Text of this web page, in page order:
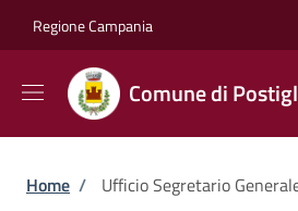
Regione Campania
Comune di
Briciole di pane
Home / Ufficio Segretario